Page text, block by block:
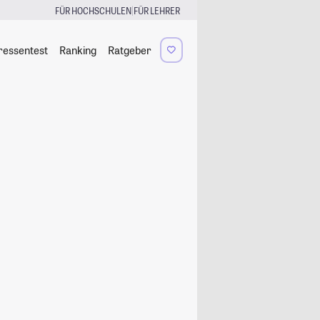
FÜR HOCHSCHULEN|FÜR LEHRER
Ranking Ratgeber